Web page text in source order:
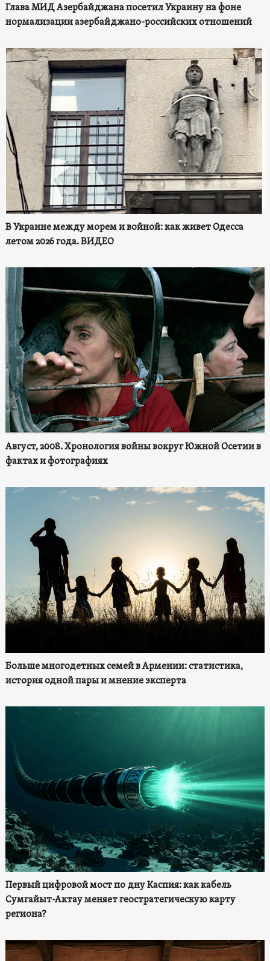
Глава МИД Азербайджана посетил Украину на фоне
нормализации азербайджано-российских отношений
В Украине между морем и войной: как живет Одесса
летом 2026 года. ВИДЕО
Август, 2008. Хронология войны вокруг Южной Осетии в
фактах и фотографиях
Больше многодетных семей в Армении: статистика,
история одной пары и мнение эксперта
Первый цифровой мост по дну Каспия: как кабель
Сумгайыт-Актау меняет геостратегическую карту
региона?